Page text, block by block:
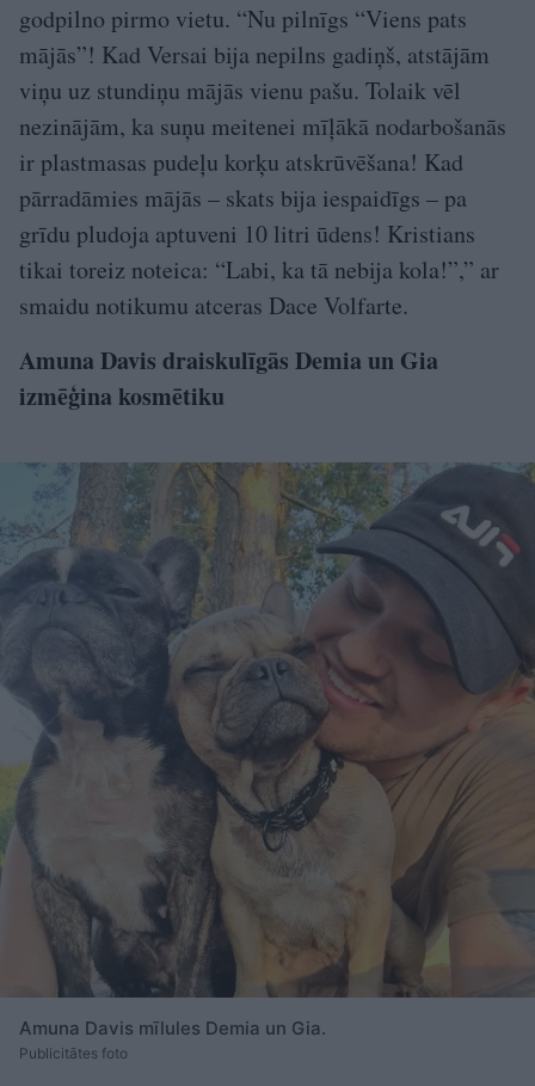
godpilno pirmo vietu. “Nu pilnīgs “Viens pats
mājās”! Kad Versai bija nepilns gadiņš, atstājām
viņu uz stundiņu mājās vienu pašu. Tolaik vēl
nezinājām, ka suņu meitenei mīļākā nodarbošanās
ir plastmasas pudeļu korķu atskrūvēšana! Kad
pārradāmies mājās – skats bija iespaidīgs – pa
grīdu pludoja aptuveni 10 litri ūdens! Kristians
tikai toreiz noteica: “Labi, ka tā nebija kola!”,” ar
smaidu notikumu atceras Dace Volfarte.
Amuna Davis draiskulīgās Demia un Gia
izmēģina kosmētiku
Amuna Davis mīlules Demia un Gia.
Publicitātes foto